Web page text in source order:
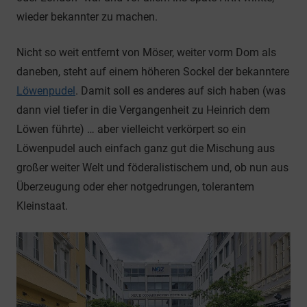
wieder bekannter zu machen.
Nicht so weit entfernt von Möser, weiter vorm Dom als
daneben, steht auf einem höheren Sockel der bekanntere
Löwenpudel. Damit soll es anderes auf sich haben (was
dann viel tiefer in die Vergangenheit zu Heinrich dem
Löwen führte) … aber vielleicht verkörpert so ein
Löwenpudel auch einfach ganz gut die Mischung aus
großer weiter Welt und föderalistischem und, ob nun aus
Überzeugung oder eher notgedrungen, tolerantem
Kleinstaat.